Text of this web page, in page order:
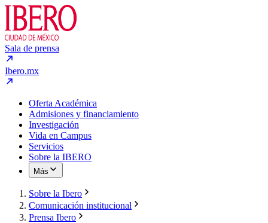
Sala de prensa
Ibero.mx
Oferta Académica
Admisiones y financiamiento
Investigación
Vida en Campus
Servicios
Sobre la IBERO
Más
Sobre la Ibero
Comunicación institucional
Prensa Ibero